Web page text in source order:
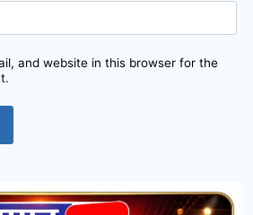
and website in this browser for the